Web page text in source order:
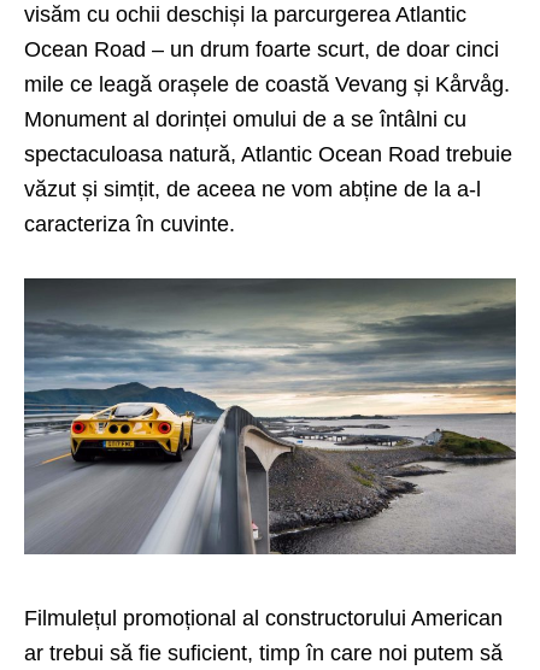
visăm cu ochii deschiși la parcurgerea Atlantic
Ocean Road – un drum foarte scurt, de doar cinci
mile ce leagă orașele de coastă Vevang și Kårvåg.
Monument al dorinței omului de a se întâlni cu
spectaculoasa natură, Atlantic Ocean Road trebuie
văzut și simțit, de aceea ne vom abține de la a-l
caracteriza în cuvinte.
Filmulețul promoțional al constructorului American
ar trebui să fie suficient, timp în care noi putem să